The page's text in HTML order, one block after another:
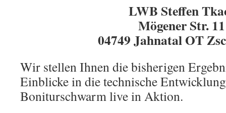
LWB Steffen
Mögener Str. 11
04749 Jahnatal OT
Wir stellen Ihnen die bisherigen
Einblicke in die technische
Boniturschwarm live in Aktion.